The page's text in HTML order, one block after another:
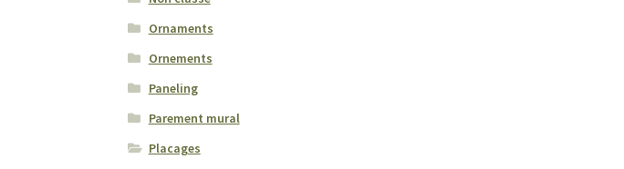
Ornaments
Ornements
Paneling
Parement mural
Placages